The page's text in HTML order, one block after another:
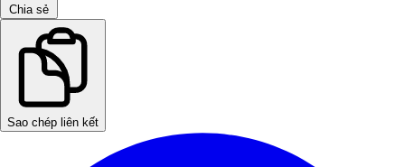
Chia sẻ
Sao chép liên kết